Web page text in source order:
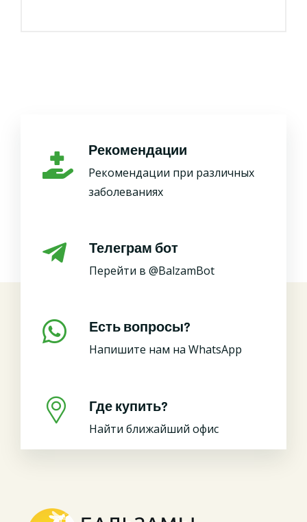
Рекомендации
Рекомендации при различных
заболеваниях
Телеграм бот
Перейти в @BalzamBot
Есть вопросы?
Напишите нам на WhatsApp
Где купить?
Найти ближайший офис